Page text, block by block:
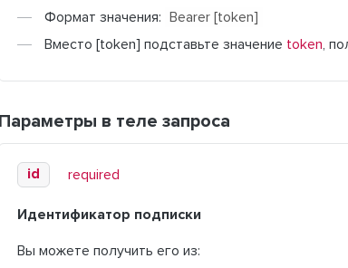
Формат значения: Bearer [token]
Вместо [token] подставьте значение token ,
Параметры в теле запроса
id required
Идентификатор подписки
Вы можете получить его из: